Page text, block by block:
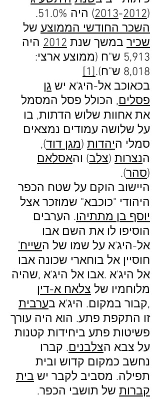
(
2012
‏-
2013) היה 51.0%.
השכר החודשי הממוצע של
שכיר במשך שנת 2012 היה
5,913 ש"ח (ממוצע ארצי:
8,018 ש"ח).‏
[1]
בכאוכב אל-היג'א יש גן
פסלים, הכולל פסל המסמל
את אחוות שלוש הדתות, בו
על שלושה עמודים נמצאים
סמלי היהדות (מגן דוד),
הנצרות (צלב) והאסלאם
(סהר).
היישוב הוקם על שטח הכפר
היהודי "כוכבא" שמוזכר אצל
יוסף בן מתתיהו. הערבים
הוסיפו לו את השם אבו
אל-היג'א על שמו של השייח'
חוסיין אל בוחארי שכונה אבו
אל היג'א .אבו אל היג'א ,שהיה
מלוחמיו של צלאח א-דין
,קבור במקום. היג'א בערבית
זו התקפת פתע. הוא היה עורך
פשיטות פתע ביחידות קטנות
על צבא הצלבנים. קברו
נחשב כמקום קדוש ובית
תפילה. מסביב לקבר יש בית
קברות של תושבי הכפר.